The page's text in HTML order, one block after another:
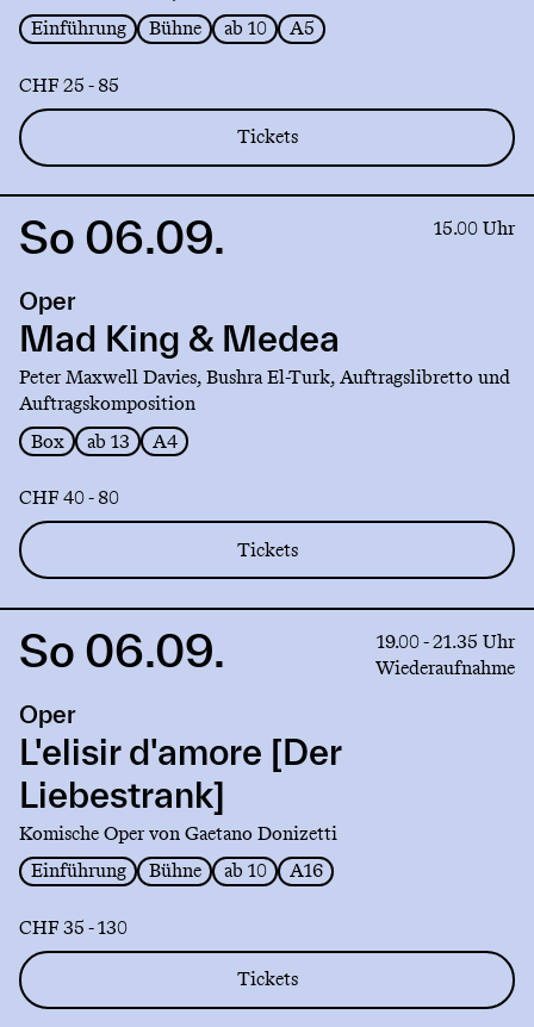
Einführung
Bühne ab 10 A5
CHF 25 - 85
Tickets
Link
Mad
King
Medea
So 06.09. 15.00 Uhr
Oper
Mad King & Medea
Peter Maxwell Davies, Bushra El-Turk, Auftragslibretto und
Auftragskomposition
Box
ab 13 A4
CHF 40 - 80
Tickets
Link
L'elisir
d'amore
[Der
Liebestrank]
So 06.09.
19.00 - 21.35 Uhr
Wiederaufnahme
Oper
L'elisir d'amore [Der
Liebestrank]
Komische Oper von Gaetano Donizetti
Einführung
Bühne ab 10 A16
CHF 35 - 130
Tickets